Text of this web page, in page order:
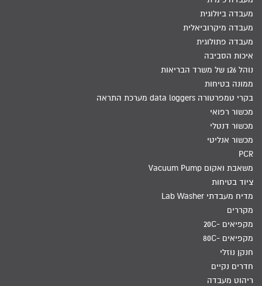
מעבדה ביולוגית
מעבדה מיקרוביאלית
מעבדה פתולוגית
איכות הסביבה
נוהל 126 של משרד הבריאות
ממונה בטיחות
בקרי טמפרטורה data loggers מערכת התראה
מכשור רפואי
מכשור דנטלי
מכשור אנליטי
PCR
משאבת ואקום Vacuum Pump
ציוד בטיחות
מדיח מעבדתי Lab Washer
מקררים
מקפיאים -20C
מקפיאים -80C
חנקן נוזלי
חדרים נקיים
ריהוט מעבדה